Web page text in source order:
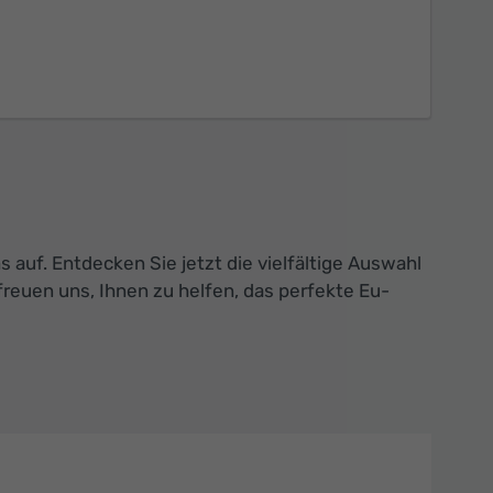
auf. Entdecken Sie jetzt die vielfältige Auswahl
uns, Ihnen zu helfen, das perfekte Eu-